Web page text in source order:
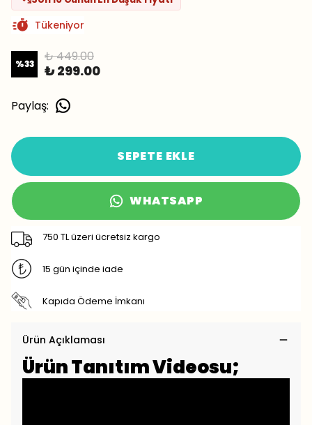
Tükeniyor
%33 ₺ 449.00
₺ 299.00
Paylaş:
SEPETE EKLE
WHATSAPP
750 TL üzeri ücretsiz kargo
15 gün içinde iade
Kapıda Ödeme İmkanı
Ürün Açıklaması
Ürün Tanıtım Videosu;